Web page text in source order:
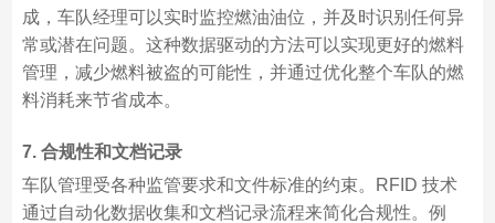
成，车队经理可以实时监控燃油油位，并及时识别任何异
常或潜在问题。这种数据驱动的方法可以实现更好的燃料
管理，减少燃料被盗的可能性，并通过优化整个车队的燃
料消耗来节省成本。
7. 合规性和文档记录
车队管理受各种监管要求和文件标准的约束。RFID 技术
通过自动化数据收集和文档记录流程来简化合规性。例